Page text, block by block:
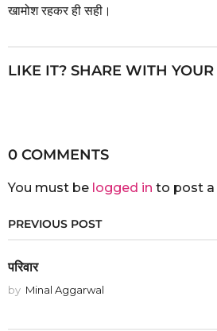
खामोश रहकर ही सही।
LIKE IT? SHARE WITH
0 COMMENTS
You must be logged in to post
PREVIOUS POST
परिवार
by Minal Aggarwal